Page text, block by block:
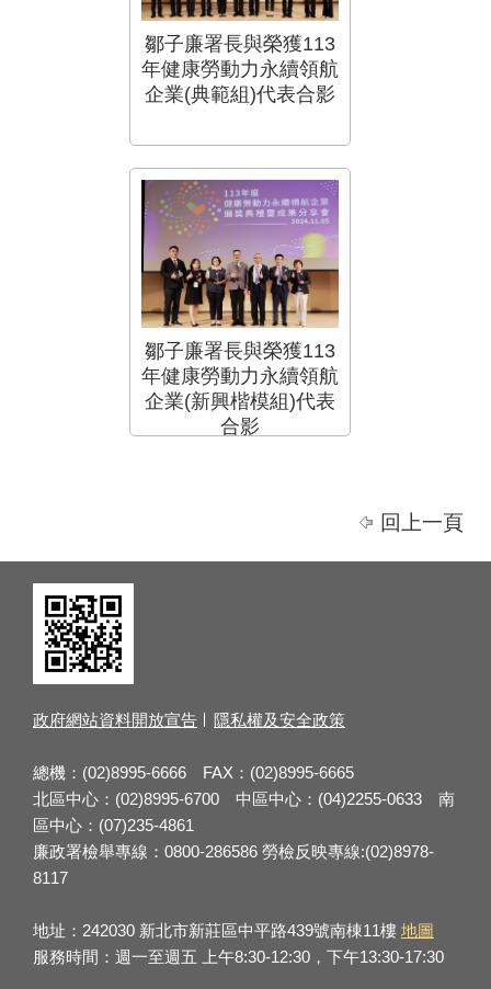
鄒子廉署長與榮獲113
年健康勞動力永續領航
企業(典範組)代表合影
鄒子廉署長與榮獲113
年健康勞動力永續領航
企業(新興楷模組)代表
合影
回上一頁
政府網站資料開放宣告 隱私權及安全政策
總機：(02)8995-6666 FAX：(02)8995-6665
北區中心：(02)8995-6700 中區中心：(04)2255-0633 南
區中心：(07)235-4861
廉政署檢舉專線：0800-286586 勞檢反映專線:(02)8978-
8117
地址：242030 新北市新莊區中平路439號南棟11樓 地圖
服務時間：週一至週五 上午8:30-12:30，下午13:30-17:30